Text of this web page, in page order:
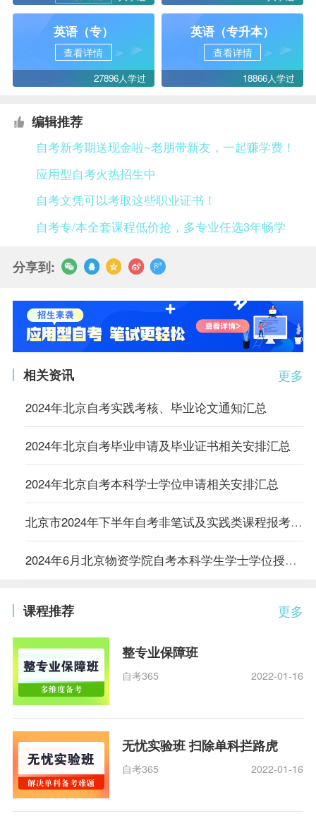
英语（专）
查看详情
27896人学过
英语（专升本）
查看详情
18866人学过
编辑推荐
自考新考期送现金啦~老朋带新友，一起赚学费！
应用型自考火热招生中
自考文凭可以考取这些职业证书！
自考专/本全套课程低价抢，多专业任选3年畅学
分享到:
更多
相关资讯
2024年北京自考实践考核、毕业论文通知汇总
2024年北京自考毕业申请及毕业证书相关安排汇总
2024年北京自考本科学士学位申请相关安排汇总
北京市2024年下半年自考非笔试及实践类课程报考等事项通知
2024年6月北京物资学院自考本科学生学士学位授予名单公示
更多
课程推荐
整专业保障班
自考365 2022-01-16
无忧实验班 扫除单科拦路虎
自考365 2022-01-16